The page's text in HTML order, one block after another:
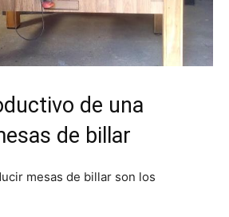
de una
de billar
mesas de billar son los